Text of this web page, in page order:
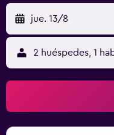
jue. 13/8
2 huéspedes, 1